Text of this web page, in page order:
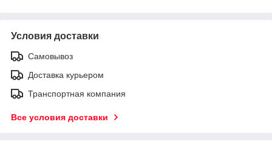
Условия доставки
Самовывоз
Доставка курьером
Транспортная компания
Все условия доставки